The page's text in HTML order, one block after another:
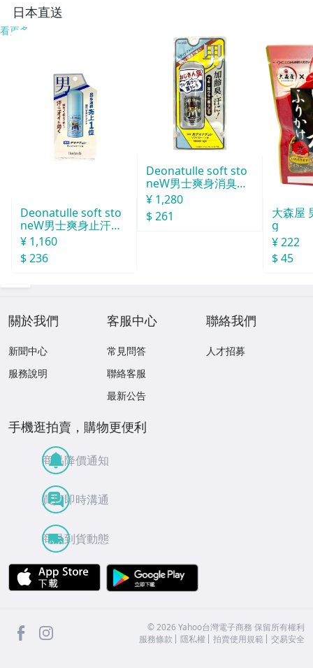
日本直送
看更多
Deonatulle soft sto
neW男士爽身止汗石
消臭石２０ｇ
¥ 1,160
$ 236
Deonatulle soft sto
neW男士爽身消臭止
汗石 中世紀 20g
¥ 1,280
$ 261
大森屋
g
¥ 222
$ 45
關於我們
新聞中心
服務說明
客服中心
常見問答
聯絡客服
最新公告
聯絡我們
人才招募
手機逛拍賣，購物更便利
商品降價通知
買賣即時溝通
商品到貨動態
APP Store
facebook ©2026 Yahoo台灣電子商務 保留所有權利
服務條款
隱私權 拍賣使用規範 交易安全